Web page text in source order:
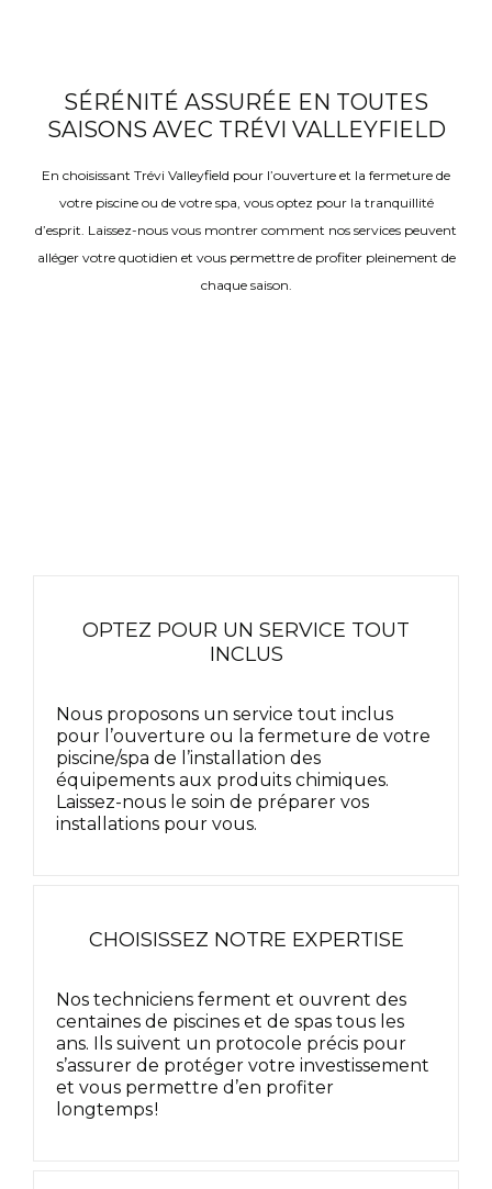
SÉRÉNITÉ ASSURÉE EN TOUTES
SAISONS AVEC TRÉVI VALLEYFIELD
En choisissant Trévi Valleyfield pour l’ouverture et la fermeture de
votre piscine ou de votre spa, vous optez pour la tranquillité
d’esprit. Laissez-nous vous montrer comment nos services peuvent
alléger votre quotidien et vous permettre de profiter pleinement de
chaque saison.
OPTEZ POUR UN SERVICE TOUT
INCLUS
Nous proposons un service tout inclus
pour l’ouverture ou la fermeture de votre
piscine/spa de l’installation des
équipements aux produits chimiques.
Laissez-nous le soin de préparer vos
installations pour vous.
CHOISISSEZ NOTRE EXPERTISE
Nos techniciens ferment et ouvrent des
centaines de piscines et de spas tous les
ans. Ils suivent un protocole précis pour
s’assurer de protéger votre investissement
et vous permettre d’en profiter
longtemps !